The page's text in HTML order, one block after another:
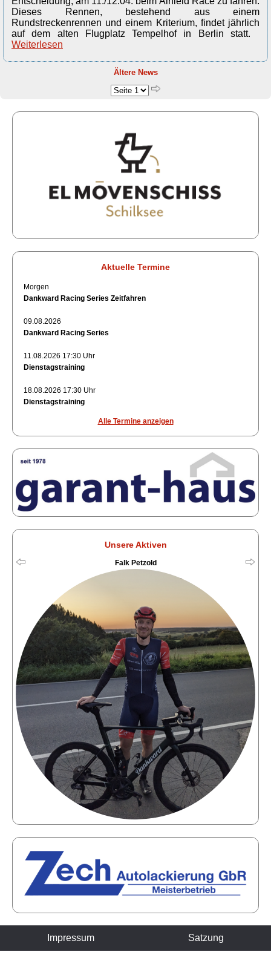
Dieses Rennen, bestehend aus einem
Rundstreckenrennen und einem Kriterium, findet jährlich
auf dem alten Flugplatz Tempelhof in Berlin statt.
Weiterlesen
Ältere News
Aktuelle Termine
Morgen
Dankward Racing Series Zeitfahren
09.08.2026
Dankward Racing Series
11.08.2026 17:30 Uhr
Dienstagstraining
18.08.2026 17:30 Uhr
Dienstagstraining
Alle Termine anzeigen
Unsere Aktiven
Falk Petzold
Impressum Satzung